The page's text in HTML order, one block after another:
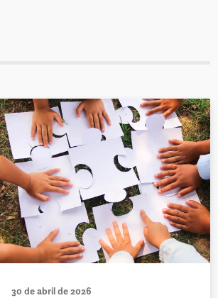
30 de abril de 2026